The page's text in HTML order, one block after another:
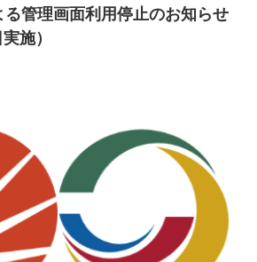
る管理画面利用停止のお知らせ
施）